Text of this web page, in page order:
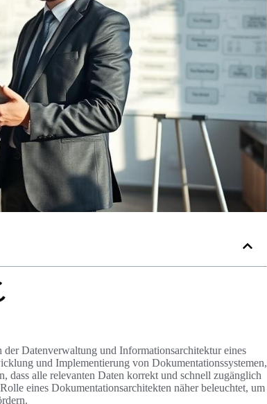
Datenverwaltung und Informationsarchitektur eines
und Implementierung von Dokumentationssystemen,
dass alle relevanten Daten korrekt und schnell zugänglich
eines Dokumentationsarchitekten näher beleuchtet, um